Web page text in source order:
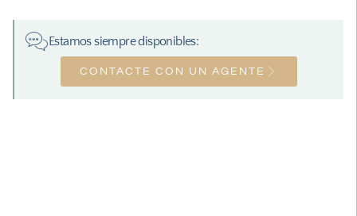
Estamos siempre disponibles:
CONTACTE CON UN AGENTE